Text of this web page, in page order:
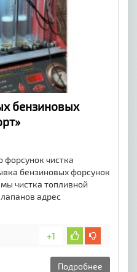
бензиновых
форсунок чистка
бензиновых форсунок
чистка топливной
адрес
+1
Подробнее